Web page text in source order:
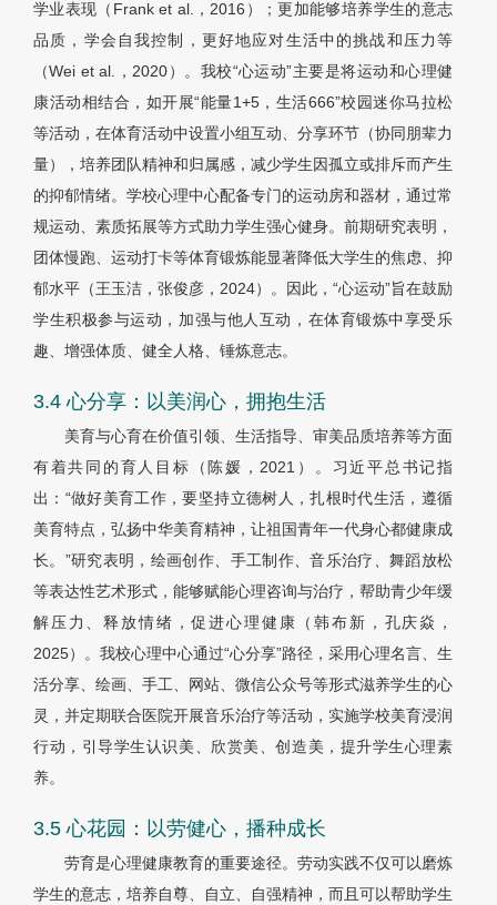
学业表现（Frank et al.，2016）；更加能够培养学生的意志
品质，学会自我控制，更好地应对生活中的挑战和压力等
（Wei et al.，2020）。我校“心运动”主要是将运动和心理健
康活动相结合，如开展“能量1+5，生活666”校园迷你马拉松
等活动，在体育活动中设置小组互动、分享环节（协同朋辈力
量），培养团队精神和归属感，减少学生因孤立或排斥而产生
的抑郁情绪。学校心理中心配备专门的运动房和器材，通过常
规运动、素质拓展等方式助力学生强心健身。前期研究表明，
团体慢跑、运动打卡等体育锻炼能显著降低大学生的焦虑、抑
郁水平（王玉洁，张俊彦，2024）。因此，“心运动”旨在鼓励
学生积极参与运动，加强与他人互动，在体育锻炼中享受乐
趣、增强体质、健全人格、锤炼意志。
3.4 心分享：以美润心，拥抱生活
美育与心育在价值引领、生活指导、审美品质培养等方面
有着共同的育人目标（陈媛，2021）。习近平总书记指
出：“做好美育工作，要坚持立德树人，扎根时代生活，遵循
美育特点，弘扬中华美育精神，让祖国青年一代身心都健康成
长。”研究表明，绘画创作、手工制作、音乐治疗、舞蹈放松
等表达性艺术形式，能够赋能心理咨询与治疗，帮助青少年缓
解压力、释放情绪，促进心理健康（韩布新，孔庆焱，
2025）。我校心理中心通过“心分享”路径，采用心理名言、生
活分享、绘画、手工、网站、微信公众号等形式滋养学生的心
灵，并定期联合医院开展音乐治疗等活动，实施学校美育浸润
行动，引导学生认识美、欣赏美、创造美，提升学生心理素
养。
3.5 心花园：以劳健心，播种成长
劳育是心理健康教育的重要途径。劳动实践不仅可以磨炼
学生的意志，培养自尊、自立、自强精神，而且可以帮助学生